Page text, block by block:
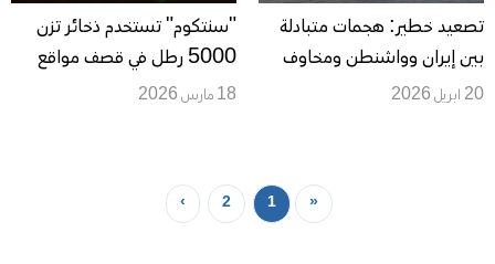
تصعيد خطير: هجمات متبادلة
بين إيران وواشنطن ومخاوف
من انهيار التهدئة واتساع رقعة
20 ابريل 2026
"سنتكوم" تستخدم ذخائر ‌تزن
5000 رطل في قصف مواقع
صواريخ إيرانية قرب مضيق هرمز
18 مارس 2026
«
1
2
›